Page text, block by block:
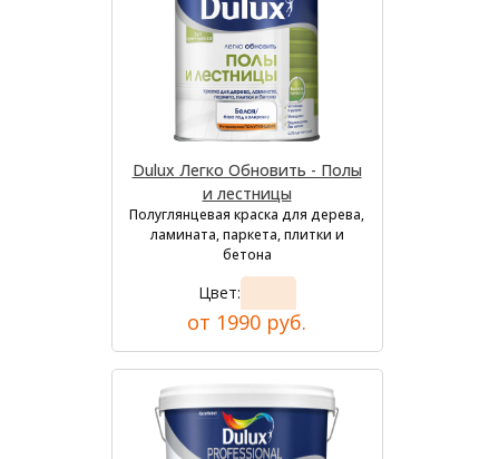
Dulux Легко Обновить - Полы
и лестницы
Полуглянцевая краска для дерева,
ламината, паркета, плитки и
бетона
Цвет:
от 1990 руб.